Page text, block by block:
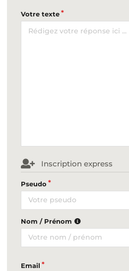
Votre texte
Inscription express
Pseudo
Nom / Prénom
Email